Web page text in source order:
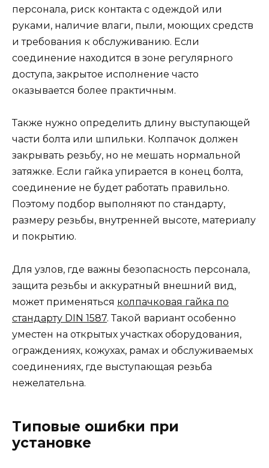
персонала, риск контакта с одеждой или
руками, наличие влаги, пыли, моющих средств
и требования к обслуживанию. Если
соединение находится в зоне регулярного
доступа, закрытое исполнение часто
оказывается более практичным.
Также нужно определить длину выступающей
части болта или шпильки. Колпачок должен
закрывать резьбу, но не мешать нормальной
затяжке. Если гайка упирается в конец болта,
соединение не будет работать правильно.
Поэтому подбор выполняют по стандарту,
размеру резьбы, внутренней высоте, материалу
и покрытию.
Для узлов, где важны безопасность персонала,
защита резьбы и аккуратный внешний вид,
может применяться колпачковая гайка по
стандарту DIN 1587. Такой вариант особенно
уместен на открытых участках оборудования,
ограждениях, кожухах, рамах и обслуживаемых
соединениях, где выступающая резьба
нежелательна.
Типовые ошибки при
установке